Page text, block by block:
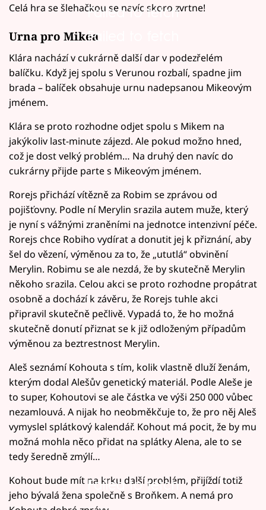
Failed to fetch
Celá hra se šlehačkou se navíc skoro zvrtne!
Failed to fetch
Urna pro Mikea
Klára nachází v cukrárně další dar v podezřelém
balíčku. Když jej spolu s Verunou rozbalí, spadne jim
brada – balíček obsahuje urnu nadepsanou Mikeovým
jménem.
Klára se proto rozhodne odjet spolu s Mikem na
jakýkoliv last-minute zájezd. Ale pokud možno hned,
což je dost velký problém… Na druhý den navíc do
cukrárny přijde parte s Mikeovým jménem.
Rorejs přichází vítězně za Robim se zprávou od
pojišťovny. Podle ní Merylin srazila autem muže, který
je nyní s vážnými zraněními na jednotce intenzivní péče.
Rorejs chce Robiho vydírat a donutit jej k přiznání, aby
šel do vězení, výměnou za to, že „ututlá“ obvinění
Merylin. Robimu se ale nezdá, že by skutečně Merylin
někoho srazila. Celou akci se proto rozhodne propátrat
osobně a dochází k závěru, že Rorejs tuhle akci
připravil skutečně pečlivě. Vypadá to, že ho možná
skutečně donutí přiznat se k již odloženým případům
výměnou za beztrestnost Merylin.
Aleš seznámí Kohouta s tím, kolik vlastně dluží ženám,
kterým dodal Alešův genetický materiál. Podle Aleše je
to super, Kohoutovi se ale částka ve výši 250 000 vůbec
nezamlouvá. A nijak ho neobměkčuje to, že pro něj Aleš
vymyslel splátkový kalendář. Kohout má pocit, že by mu
možná mohla něco přidat na splátky Alena, ale to se
tedy šeredně zmýlí…
Failed to fetch
Kohout bude mít na krku další problém, přijíždí totiž
jeho bývalá žena společně s Broňkem. A nemá pro